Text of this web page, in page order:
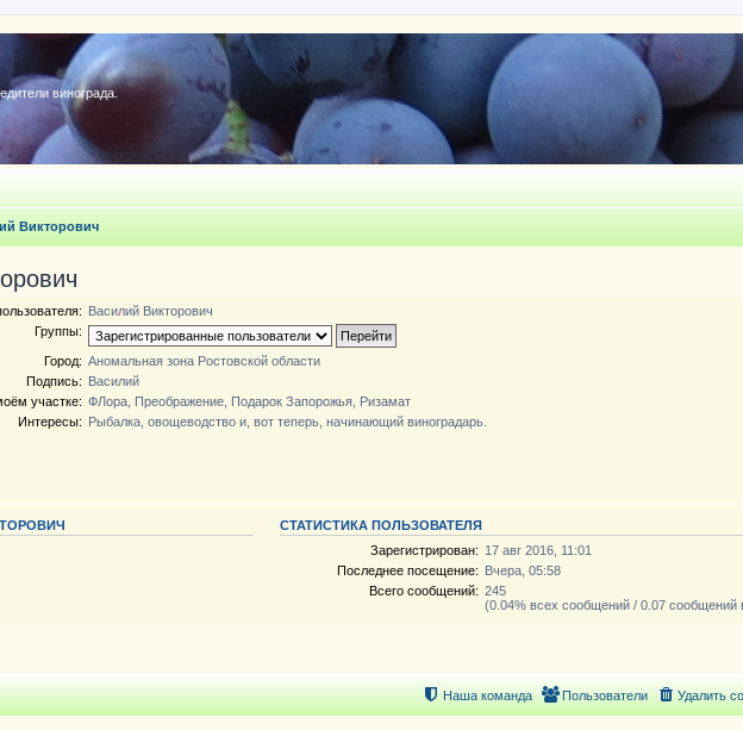
винограда.
Викторович
Василий Викторович
Группы:
Город: Аномальная зона Ростовской области
Подпись: Василий
участке: ФЛора, Преображение, Подарок Запорожья, Ризамат
Интересы: Рыбалка, овощеводство и, вот теперь, начинающий виноградарь.
СТАТИСТИКА ПОЛЬЗОВАТЕЛЯ
Зарегистрирован: 17 авг 2016, 11:01
Последнее посещение: Вчера, 05:58
Всего сообщений: 245
(0.04% всех сообщений / 0.07 сообщений
Удалить
Пользователи
Наша команда